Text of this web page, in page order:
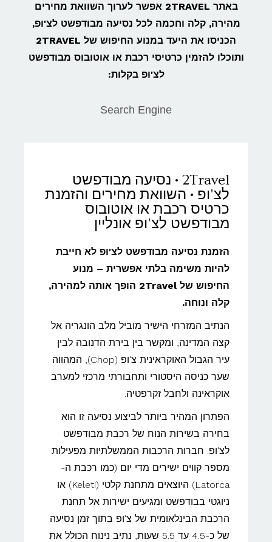
באתר 2TRAVEL אפשר לערוך השוואת מחירים
מהירה, קלה וחכמה לכל נסיעה מבודפשט לצ'ופ,
הכניסו את היעד במנוע החיפוש של 2TRAVEL
ותוכלו להזמין כרטיסי רכבת או אוטובוס מבודפשט
לצ'ופ בקלות:
Search Engine
2Travel • נסיעה מבודפשט
לצ'ופ • השוואת מחירים והזמנת
כרטיס רכבת או אוטובוס
מבודפשט לצ'ופ אונליין
הזמנת נסיעה מבודפשט לצ'ופ לא חייבת
להיות משימה בלתי אפשרית – מנוע
החיפוש של 2Travel הופך אותה למהירה,
קלה ונוחה.
הנתיב המזרחי הישיר מוביל מלב הונגריה אל
קצה המדינה, ומקשר בין בירת הדנובה לבין
עיר הגבול האוקראינית צ'ופ (Chop), המהווה
שער כניסה היסטורי ותחבורתי מרכזי למערב
אוקראינה ולחבל זקרפטיה.
הפתרון המהיר ביותר לביצוע נסיעה זו הוא
בחירה בשירות הנוח של רכבת מבודפשט
לצ'ופ. חברות הרכבות הממשלתיות מפעילות
מספר קווים ישירים מדי יום (כמו רכבת ה-
Latorca) היוצאים מתחנת קלטי (Keleti) או
ניוגטי בבודפשט ומגיעים ישירות אל תחנת
הרכבת הבינלאומית של צ'ופ בתוך זמן נסיעה
של כ-4.5 עד 5.5 שעות, נתיב נינוח הכולל את